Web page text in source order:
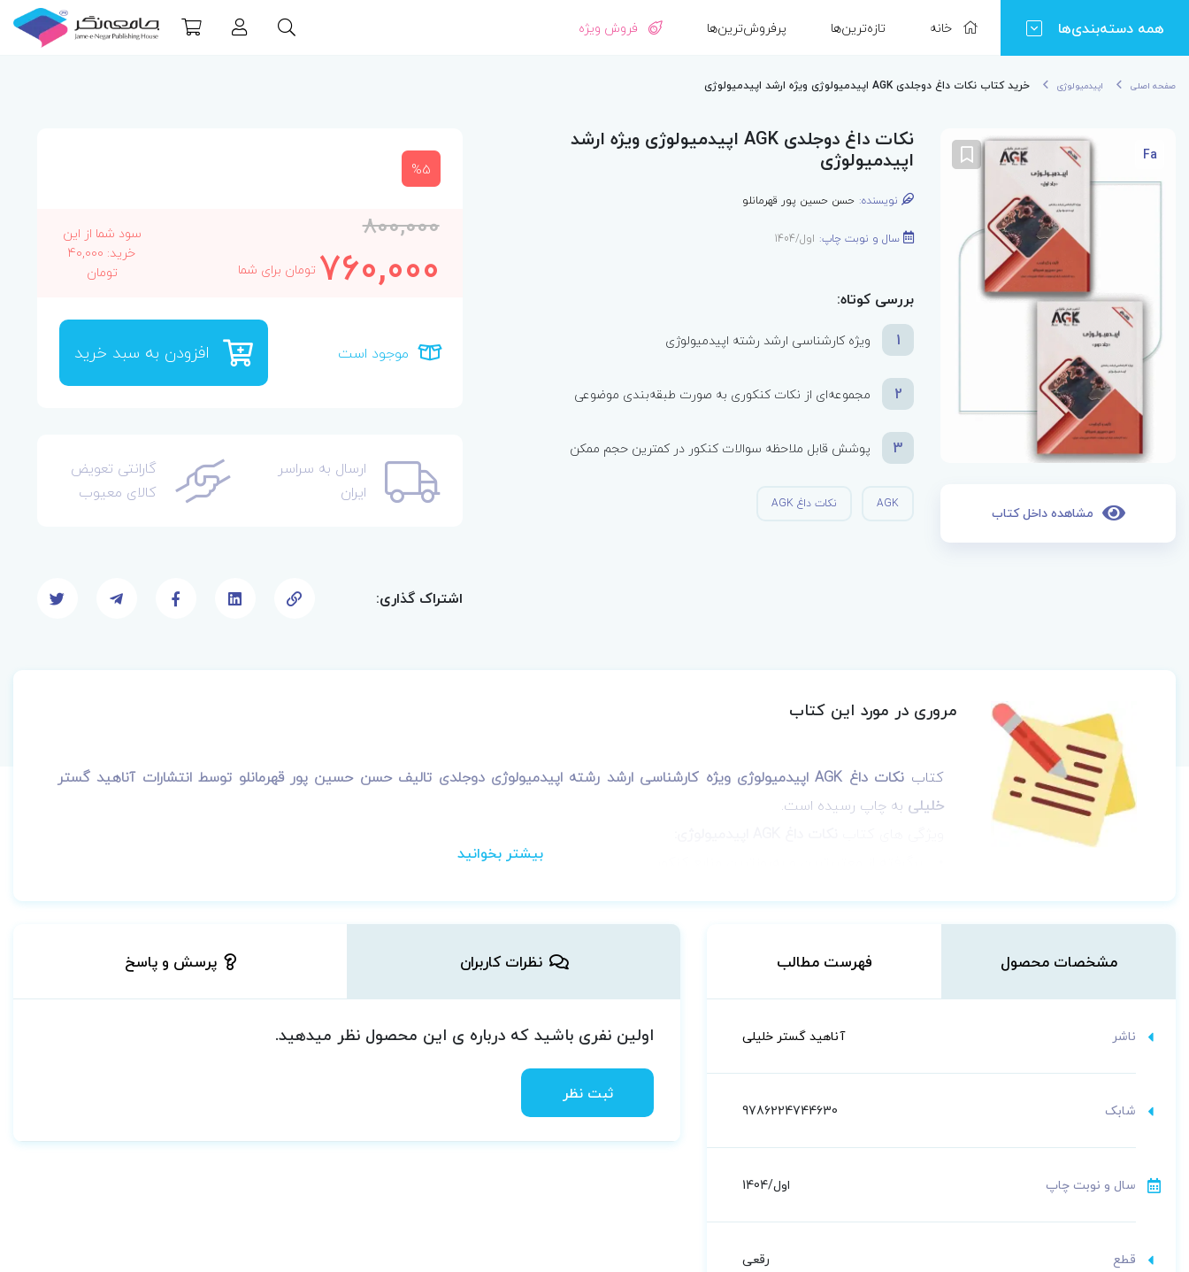
همه دسته‌بندی‌ها خانه تازه‌ترین‌ها پرفروش‌ترین‌ها فروش ویژه
صفحه اصلی اپیدمیولوژی خرید کتاب نکات داغ دوجلدی AGK اپیدمیولوژی ویژه ارشد اپیدمیولوژی
Fa
مشاهده داخل کتاب
نکات داغ دوجلدی AGK اپیدمیولوژی ویژه ارشد
اپیدمیولوژی
نویسنده: حسن حسین پور قهرمانلو
سال و نوبت چاپ: اول/1404
بررسی کوتاه:
1
ویژه کارشناسی ارشد رشته اپیدمیولوژی
2 مجموعه‌ای از نکات کنکوری به صورت طبقه‌بندی موضوعی
3 پوشش قابل ملاحظه سوالات کنکور در کمترین حجم ممکن
AGK نکات داغ AGK
%5
800,000
760,000 تومان برای شما
سود شما از این
خرید: 40,000
تومان
موجود است افزودن به سبد خرید
ارسال به سراسر
ایران
گارانتی تعویض
کالای معیوب
اشتراک گذاری:
مروری در مورد این کتاب
کتاب
نکات داغ AGK اپیدمیولوژی ویژه کارشناسی ارشد رشته اپیدمیولوژی دوجلدی تالیف حسن حسین پور قهرمانلو توسط انتشارات آناهید گستر
خلیلی به چاپ رسیده است.
پوشش قابل ملاحظه سوالات کنکور در کمترین حجم ممکن
مشخصات محصول فهرست مطالب
ناشر آناهید گستر خلیلی
شابک 9786224744630
سال و نوبت چاپ اول/1404
قطع رقعی
نظرات کاربران پرسش و پاسخ
اولین نفری باشید که درباره ی این محصول نظر میدهید.
ثبت نظر